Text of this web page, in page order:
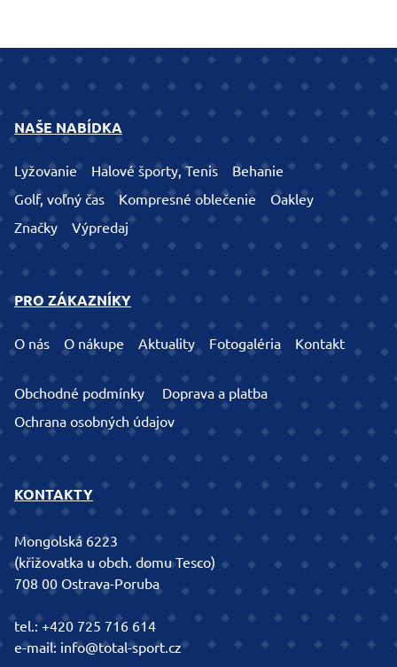
NAŠE NABÍDKA
Lyžovanie Halové športy, Tenis
Behanie
Golf, voľný čas
Kompresné oblečenie
Oakley
Značky
Výpredaj
PRO ZÁKAZNÍKY
O nás O nákupe Aktuality Fotogaléria Kontakt
Obchodné podmínky
Doprava a platba
Ochrana osobných údajov
KONTAKTY
Mongolská 6223
(křižovatka u obch. domu Tesco)
708 00 Ostrava-Poruba
tel.:+420 725 716 614
e-mail: info@total-sport.cz